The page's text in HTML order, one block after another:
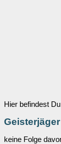
Hier befindest
keine Folge